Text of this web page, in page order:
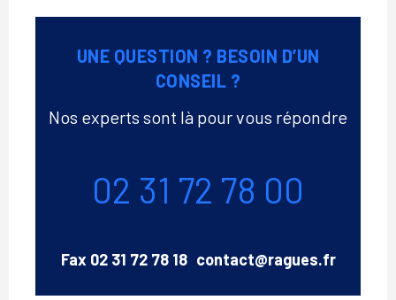
UNE QUESTION ? BESOIN D’UN
CONSEIL ?
Nos experts sont là pour vous répondre
02 31 72 78 00
Fax 02 31 72 78 18 Email
contact@ragues.fr